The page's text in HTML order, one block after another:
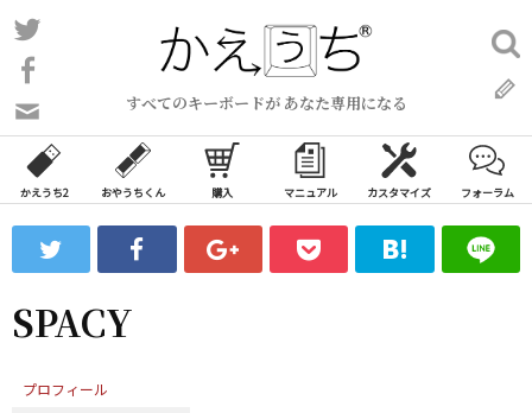
コ
ン
ン
ツ
ス
ッ
すべてのキーボードが あなた専用になる
い
合
わ
フ
ォ
ム
検
索:
かえうち2 おやうちくん 購入 マニュアル カスタマイズ フォーラム
SPACY
プロフィール